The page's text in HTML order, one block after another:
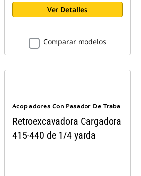
Ver Detalles
Comparar modelos
Acopladores Con Pasador De Traba
Retroexcavadora Cargadora
415-440 de 1/4 yarda